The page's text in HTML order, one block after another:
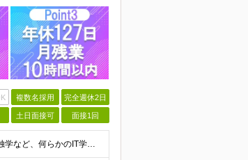
複数名採用 完全週休2日
土日面接可 面接1回
【経験不問！未経験歓迎】 ◆学歴不問 ◆ITスクール受講・IT資格取得・独学など、何らかのIT学習経験をお持ちの方 ※実務経験は問いません ※IT未経験でも、自学や職業訓練など学習を始めている方を対象